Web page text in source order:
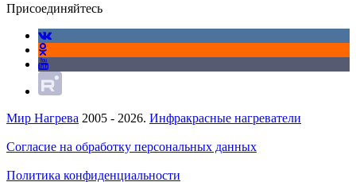
Присоединяйтесь
Мир Нагрева 2005 - 2026. Инфракрасные нагреватели
Согласие на обработку персональных данных
Политика конфиденциальности